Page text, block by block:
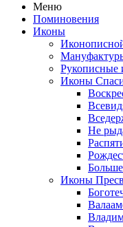
Меню
Поминовения
Иконы
Рукописные
Иконы
Не
Больше
Иконы